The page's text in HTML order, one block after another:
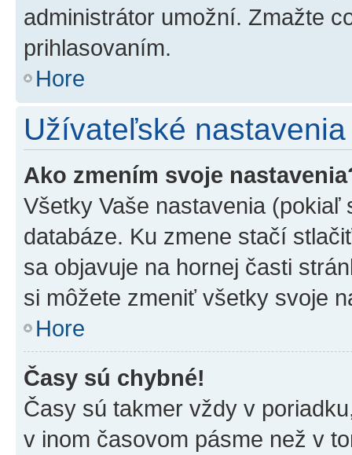
administrátor umožní. Zmažte
prihlasovaním.
Hore
Užívateľské nastavenia
Ako zmením svoje
Všetky Vaše nastavenia
databáze. Ku zmene stačí
sa objavuje na hornej časti
si môžete zmeniť všetky svoje
Hore
Časy sú chybné!
Časy sú takmer vždy v
v inom časovom pásme než v